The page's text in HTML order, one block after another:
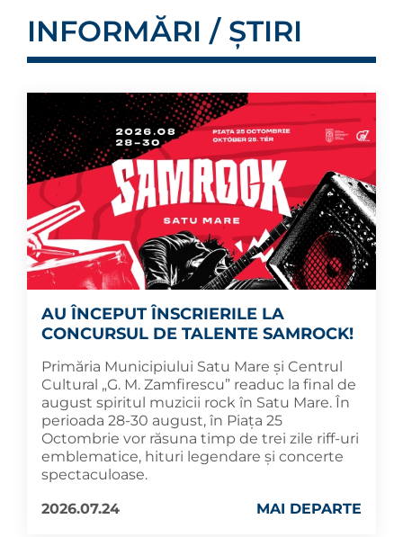
INFORMĂRI / ȘTIRI
AU ÎNCEPUT ÎNSCRIERILE LA
CONCURSUL DE TALENTE SAMROCK!
Primăria Municipiului Satu Mare și Centrul
Cultural „G. M. Zamfirescu” readuc la final de
august spiritul muzicii rock în Satu Mare. În
perioada 28-30 august, în Piața 25
Octombrie vor răsuna timp de trei zile riff-uri
emblematice, hituri legendare și concerte
spectaculoase.
2026.07.24
MAI DEPARTE